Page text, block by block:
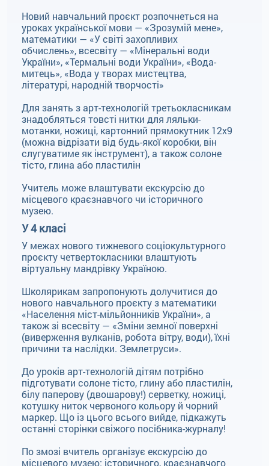
Новий навчальний проєкт розпочнеться на
уроках української мови — «Зрозумій мене»,
математики — «У світі захопливих
обчислень», всесвіту — «Мінеральні води
України», «Термальні води України», «Вода-
митець», «Вода у творах мистецтва,
літературі, народній творчості»
Для занять з арт-технологій третьокласникам
знадобляться товсті нитки для ляльки-
мотанки, ножиці, картонний прямокутник 12х9
(можна відрізати від будь-якої коробки, він
слугуватиме як інструмент), а також солоне
тісто, глина або пластилін
Учитель може влаштувати екскурсію до
місцевого краєзнавчого чи історичного
музею.
У 4 класі
У межах нового тижневого соціокультурного
проєкту четвертокласники влаштують
віртуальну мандрівку Україною.
Школярикам запропонують долучитися до
нового навчального проєкту з математики
«Населення міст-мільйонників України», а
також зі всесвіту — «Зміни земної поверхні
(виверження вулканів, робота вітру, води), їхні
причини та наслідки. Землетруси».
До уроків арт-технологій дітям потрібно
підготувати солоне тісто, глину або пластилін,
білу паперову (двошарову!) серветку, ножиці,
котушку ниток червоного кольору й чорний
маркер. Що із цього всього вийде, підкажуть
останні сторінки свіжого посібника-журналу!
По змозі вчитель організує екскурсію до
місцевого музею: історичного, краєзнавчого